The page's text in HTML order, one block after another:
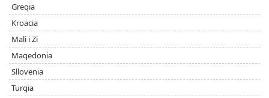
Greqia
Kroacia
Mali i Zi
Maqedonia
Sllovenia
Turqia